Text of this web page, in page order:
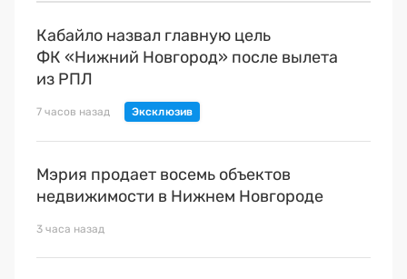
Кабайло назвал главную цель
ФК «Нижний Новгород» после вылета
из РПЛ
7 часов назад
Мэрия продает восемь объектов
недвижимости в Нижнем Новгороде
3 часа назад